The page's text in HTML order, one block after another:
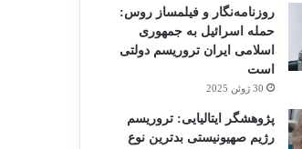
روزنامه‌نگار و فیلمساز روس:
حمله اسرائیل به جمهوری
اسلامی ایران تروریسم دولتی
است
30 ژوئن 2025
پژوهشگر ایتالیایی: تروریسم
رژیم صهیونیستی بدترین نوع